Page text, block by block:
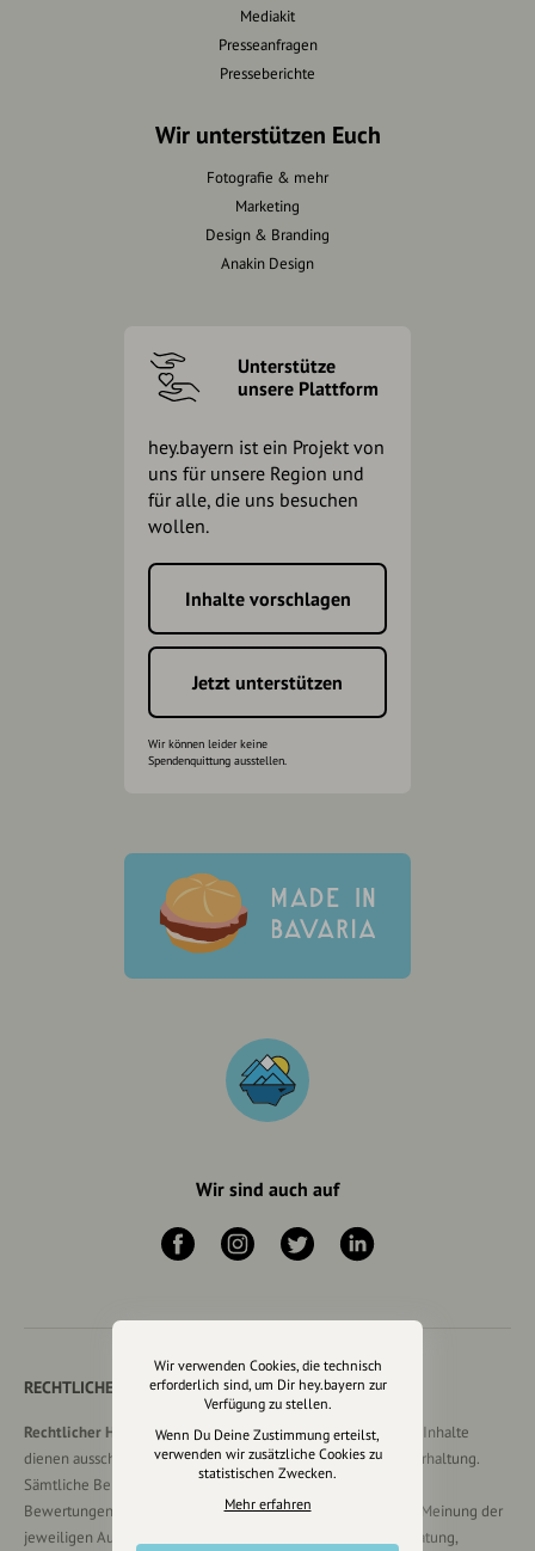
Mediakit
Presseanfragen
Presseberichte
Wir unterstützen Euch
Fotografie & mehr
Marketing
Design & Branding
Anakin Design
Unterstütze
unsere Plattform
hey.bayern ist ein Projekt von
uns für unsere Region und
für alle, die uns besuchen
wollen.
Inhalte vorschlagen
Jetzt unterstützen
Wir können leider keine
Spendenquittung ausstellen.
Wir sind auch auf
RECHTLICHER HINWEIS UND TRANSPARENZHINWEIS
Rechtlicher Hinweis:Die auf dieser Website veröffentlichten Inhalte
dienen ausschließlich der allgemeinen Information und Unterhaltung.
Sämtliche Beiträge, Gastartikel, Kommentare, Empfehlungen,
Bewertungen oder Verlinkungen spiegeln ausschließlich die Meinung der
jeweiligen Autoren wider und stellen keine verbindliche Beratung,
Wir verwenden Cookies, die technisch
erforderlich sind, um Dir hey.bayern zur
Verfügung zu stellen.
Wenn Du Deine Zustimmung erteilst,
verwenden wir zusätzliche Cookies zu
statistischen Zwecken.
Mehr erfahren